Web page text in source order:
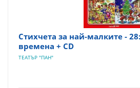
Стихчета за най-малките -
времена + CD
ТЕАТЪР "ПАН"